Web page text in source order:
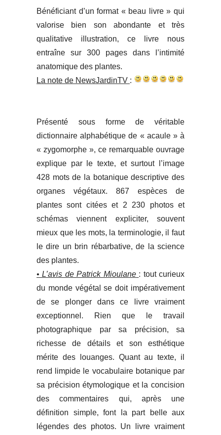
Bénéficiant d’un format « beau livre » qui
valorise bien son abondante et très
qualitative illustration, ce livre nous
entraîne sur 300 pages dans l’intimité
anatomique des plantes.
La note de NewsJardinTV :
Présenté sous forme de véritable
dictionnaire alphabétique de « acaule » à
« zygomorphe », ce remarquable ouvrage
explique par le texte, et surtout l’image
428 mots de la botanique descriptive des
organes végétaux. 867 espèces de
plantes sont citées et 2 230 photos et
schémas viennent expliciter, souvent
mieux que les mots, la terminologie, il faut
le dire un brin rébarbative, de la science
des plantes.
• L’avis de Patrick Mioulane : tout curieux
du monde végétal se doit impérativement
de se plonger dans ce livre vraiment
exceptionnel. Rien que le travail
photographique par sa précision, sa
richesse de détails et son esthétique
mérite des louanges. Quant au texte, il
rend limpide le vocabulaire botanique par
sa précision étymologique et la concision
des commentaires qui, après une
définition simple, font la part belle aux
légendes des photos. Un livre vraiment